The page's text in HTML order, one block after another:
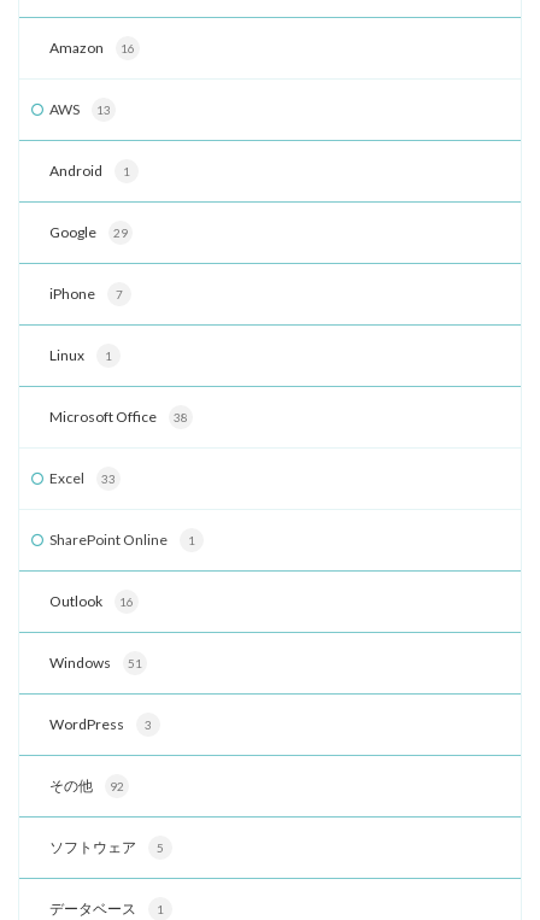
Amazon 16
AWS 13
Android 1
Google 29
iPhone 7
Linux 1
Microsoft Office 38
Excel 33
SharePoint Online 1
Outlook 16
Windows 51
WordPress 3
その他 92
ソフトウェア 5
データベース 1